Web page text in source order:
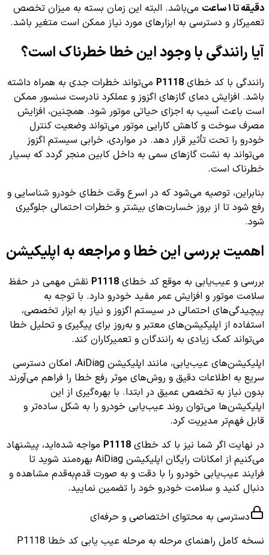
دقیقه تا ۱ ساعت
می‌باشد. البته این زمان بسته به میزان تخصص
تعمیرکار و دسترسی به ابزارهای مورد نیاز ممکن است متغیر باشد.
آیا رانندگی با وجود این خطا خطرناک است؟
رانندگی با کد خطای P1118 می‌تواند خطرات جدی به همراه داشته
باشد. افزایش دمای گازهای اگزوز و عملکرد نادرست سنسور ممکن
است باعث آسیب به اجزای حیاتی موتور شود. همچنین، افزایش
مصرف سوخت و کاهش کارایی موتور می‌تواند وضعیت کنترل
خودرو را تحت تأثیر قرار دهد. در مواردی، خرابی سیستم اگزوز
می‌تواند به نشت گازهای سمی به داخل کابین منجر گردد که بسیار
خطرناک است.
بنابراین، توصیه می‌شود که در اسرع وقت خطای خودرو شناسایی و
رفع شود تا از بروز خسارت‌های بیشتر و خطرات احتمالی جلوگیری
شود.
اهمیت بررسی این خطا و مراجعه به اپلیکیشن
بررسی و عیب‌یابی به موقع کد خطای P1118 نقش مهمی در حفظ
سلامت موتور و افزایش عمر مفید خودرو دارد. با توجه به
پیچیدگی‌های احتمالی در سیستم اگزوز و نیاز به ابزار تخصصی،
استفاده از اپلیکیشن‌های معتبر و به‌روز برای پیگیری و تحلیل خطا
می‌تواند کمک زیادی به رانندگان و تعمیرکاران کند.
اپلیکیشن‌های عیب‌یابی، مانند اپلیکیشن AiDiag، امکان دسترسی
سریع به اطلاعات دقیق و روش‌های موثر رفع خطا را فراهم می‌آورند
بدون نیاز به تخصص عمیق در ابتدا. با بهره‌گیری از این
اپلیکیشن‌ها می‌توان روند عیب‌یابی خودرو را به شکل ساده‌تر و
قابل فهم‌تر مدیریت کرد.
در نهایت اگر شما نیز با کد خطای P1118 مواجه شده‌اید، پیشنهاد
می‌کنیم از امکانات رایگان اپلیکیشن AiDiag بهره‌مند شوید تا
فرایند عیب‌یابی خودرو را با دقت و به صورت قدم‌به‌قدم مشاهده و
دنبال کنید و سلامت خودرو خود را تضمین نمایید.
دسترسی به محتوای اختصاصی و حرفه‌ای
نسخه کامل راهنمای مرحله به مرحله عیب یابی کد خطا P1118